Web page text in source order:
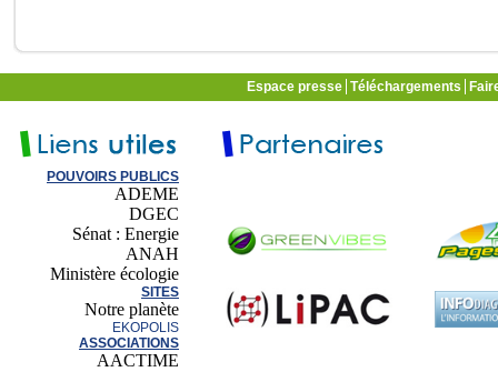
Espace presse Téléchargements
POUVOIRS PUBLICS
ADEME
DGEC
Sénat : Energie
ANAH
Ministère écologie
SITES
Notre planète
EKOPOLIS
ASSOCIATIONS
AACTIME